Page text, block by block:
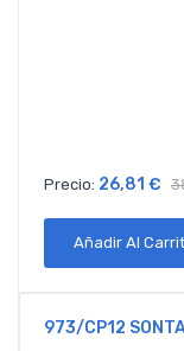
Precio: 26,81 €
Añadir Al
973/CP12